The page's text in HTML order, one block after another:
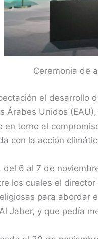
Ceremonia de
el desarrollo
Árabes Unidos
en torno al
con la acción
6 al 7 de
los cuales el director
para abordar
Jaber, y que pedía